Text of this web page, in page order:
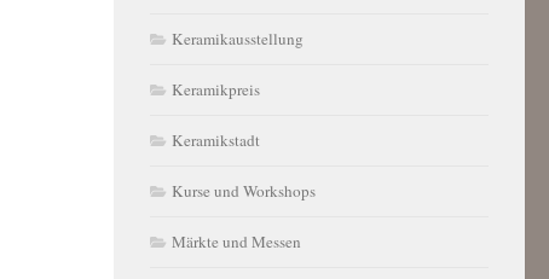
Keramikausstellung
Keramikpreis
Keramikstadt
Kurse und Workshops
Märkte und Messen